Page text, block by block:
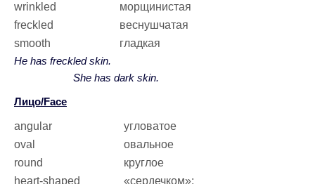
wrinkled
морщинистая
freckled
веснушчатая
smooth
гладкая
He has freckled skin.
She has dark skin.
Лицо/Face
angular
угловатое
oval
овальное
round
круглое
heart-shaped
«сердечком»;